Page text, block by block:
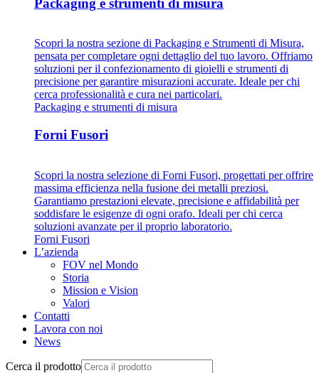
Scopri la nostra sezione di Packaging e Strumenti di Misura,
pensata per completare ogni dettaglio del tuo lavoro. Offriamo
soluzioni per il confezionamento di gioielli e strumenti di
precisione per garantire misurazioni accurate. Ideale per chi
cerca professionalità e cura nei particolari.
Packaging e strumenti di misura
Forni Fusori
Scopri la nostra selezione di Forni Fusori, progettati per offrire
massima efficienza nella fusione dei metalli preziosi.
Garantiamo prestazioni elevate, precisione e affidabilità per
soddisfare le esigenze di ogni orafo. Ideali per chi cerca
soluzioni avanzate per il proprio laboratorio.
Forni Fusori
L’azienda
FOV nel Mondo
Storia
Mission e Vision
Valori
Contatti
Lavora con noi
News
Cerca il prodotto